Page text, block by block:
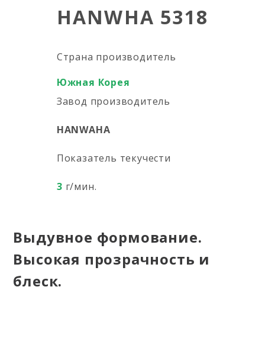
HANWHA 5318
Страна производитель
Южная Корея
Завод производитель
HANWAHA
Показатель текучести
3 г/мин.
Выдувное формование.
Высокая прозрачность и
блеск.